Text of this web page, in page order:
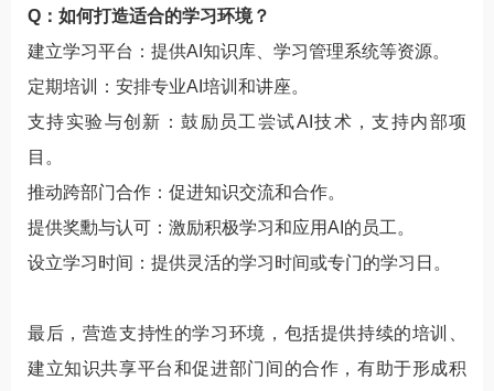
Q：如何打造适合的学习环境？
建立学习平台：提供AI知识库、学习管理系统等资源。
定期培训：安排专业AI培训和讲座。
支持实验与创新：鼓励员工尝试AI技术，支持内部项
目。
推动跨部门合作：促进知识交流和合作。
提供奖勳与认可：激励积极学习和应用AI的员工。
设立学习时间：提供灵活的学习时间或专门的学习日。
最后，营造支持性的学习环境，包括提供持续的培训、
建立知识共享平台和促进部门间的合作，有助于形成积